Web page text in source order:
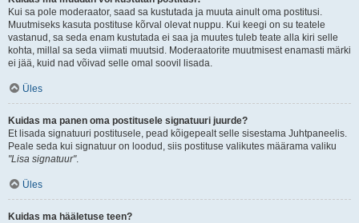
Kui sa pole moderaator, saad sa kustutada ja muuta ainult oma postitusi.
Muutmiseks kasuta postituse kõrval olevat nuppu. Kui keegi on su teatele
vastanud, sa seda enam kustutada ei saa ja muutes tuleb teate alla kiri selle
kohta, millal sa seda viimati muutsid. Moderaatorite muutmisest enamasti märki
ei jää, kuid nad võivad selle omal soovil lisada.
Üles
Kuidas ma panen oma postitusele signatuuri juurde?
Et lisada signatuuri postitusele, pead kõigepealt selle sisestama Juhtpaneelis.
Peale seda kui signatuur on loodud, siis postituse valikutes määrama valiku
"Lisa signatuur".
Üles
Kuidas ma hääletuse teen?